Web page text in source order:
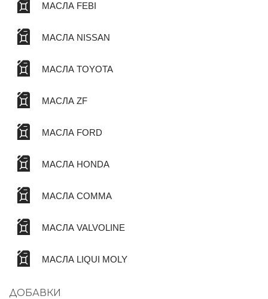
МАСЛА FEBI
МАСЛА NISSAN
МАСЛА TOYOTA
МАСЛА ZF
МАСЛА FORD
МАСЛА HONDA
МАСЛА COMMA
МАСЛА VALVOLINE
МАСЛА LIQUI MOLY
ДОБАВКИ